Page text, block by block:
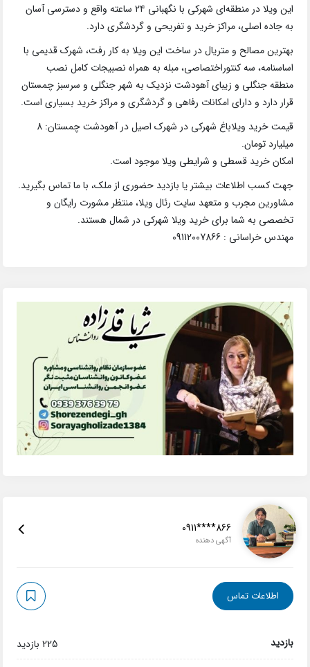
این ویلا در منطقه‌ای شهرکی با نگهبانی ۲۴ ساعته واقع و دسترسی آسان
به جاده اصلی، مراکز خرید و تفریحی و گردشگری دارد.
بهترین مصالح و متریال در ساخت این ویلا به کار رفت، شهرک قدیمی با
اساسنامه، سه کنتوراختصاصی، مبله به همراه نصبیجات کامل نصب
منطقه جنگلی و زیبای آهودشت نزدیک به شهر جنگلی و سرسبز چمستان
قرار دارد و دارای امکانات رفاهی و گردشگری و مراکز خرید بسیاری است.
قیمت خرید ویلاباغ شهرکی در شهرک اصیل در آهودشت چمستان: 8
میلیارد تومان.
امکان خرید قسطی و شرایطی ویلا موجود است.
جهت کسب اطلاعات بیشتر یا بازدید حضوری از ملک، با ما تماس بگیرید.
مشاورین مجرب و متعهد سایت رئال ویلا، منتظر مشورت رایگان و
تخصصی به شما برای خرید ویلا شهرکی در شمال هستند.
مهندس خراسانی : 09112007866
0911****866
آگهی دهنده
اطلاعات تماس
بازدید 225 بازدید